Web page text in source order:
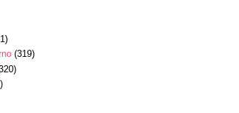
(319)